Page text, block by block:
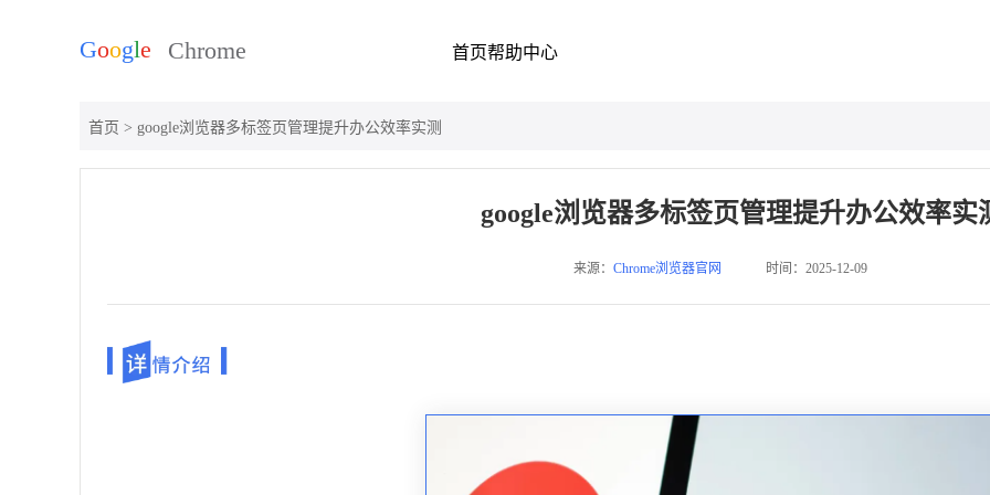
首页帮助中心
首页 > google浏览器多标签页管理提升办公效率实测
google浏览器多标签页管理提升办公效率实
来源： Chrome浏览器官网 时间：2025-12-09